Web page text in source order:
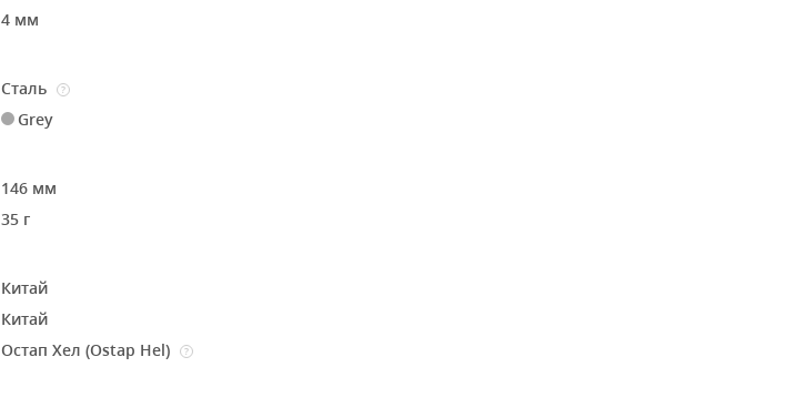
4 мм
Сталь ?
Grey
146 мм
35 г
Китай
Китай
Остап Хел (Ostap Hel) ?